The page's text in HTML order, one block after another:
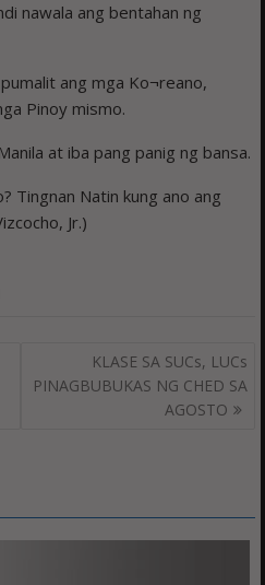
nawala ang bentahan ng
ang mga Ko¬reano,
Pinoy mismo.
at iba pang panig ng bansa.
Tingnan Natin kung ano ang
Jr.)
KLASE SA SUCs, LUCs
PINAGBUBUKAS NG CHED SA
AGOSTO